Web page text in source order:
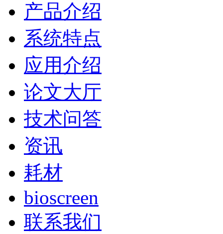
产品介绍
系统特点
应用介绍
论文大厅
技术问答
资讯
耗材
bioscreen
联系我们